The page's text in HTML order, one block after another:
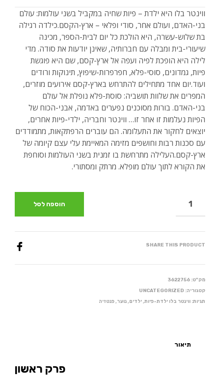
המקורי
היה:
₪88.00.
הנוכחי
הוא:
₪72.00.
ווינטר בלו היא ילדת – פיות שחיה במקביל בשני עולמות: עולם
בני-האדם, ועולם אחר, סודי ופלאי – ארץ-הקסם.כילדה רגילה
בת שלוש-עשרה, היא הולכת כל יום לבית-הספר, מכינה
שיעורי-בית ומבלה עם חברותיה, שאינן יודעות את סודה. מדי
לילה היא הופכת לפיה ועפה אל ארץ-קסם, שם היא פוגשת
פיות, גמדונים, סוסי-פלא, חפרפרות-שיפוץ, תינוקות ורודים
ועוד.יום אחד מתחילים להתרחש בארץ-קסם אירועים מוזרים,
המפרים את שלוות תושביה: סוסת-פלא נופלת אל עולם
בני-האדם. בורות מסוכנים נפערים באדמה, אבני-הכוח של
הפיות נעלמות זו אחר זו… ווינטר וחבריה, ילדי-פיות אחרים,
יוצאים לחקור את התעלומה. הם עוברים הרפתקאות, מתמודדים
עם סכנות רבות וחושפים מזימה המאיימת עלי עצם קיומה של
ארץ-קסם.העלילה מתרחשת בו זמנית בשני העולמות וסוחפת
את הקורא לתוך עולם מופלא. מרתק ומסתורי.
הוספה לסל
SHARE THIS PRODUCT
מק"ט: 3622756
קטגוריה: UNCATEGORIZED
תגיות: ווינטר בלו ילדת-פיות,ילדים,נוער,פנטזיה
תיאור
פרק ראשון